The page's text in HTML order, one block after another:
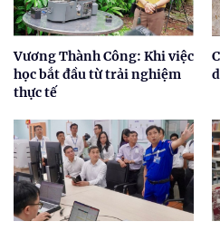
Vương Thành Công: Khi việc
học bắt đầu từ trải nghiệm
thực tế